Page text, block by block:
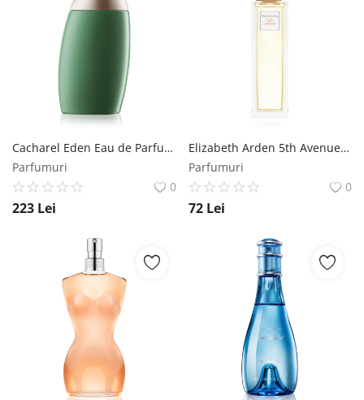
Cacharel Eden Eau de Parfum pentru femei 50 ml Cacharel
Parfumuri
0
223 Lei
Elizabeth Arden 5th Avenue Eau de Parfum pentru femei 30 ml Elizabeth Arden
Parfumuri
0
72 Lei